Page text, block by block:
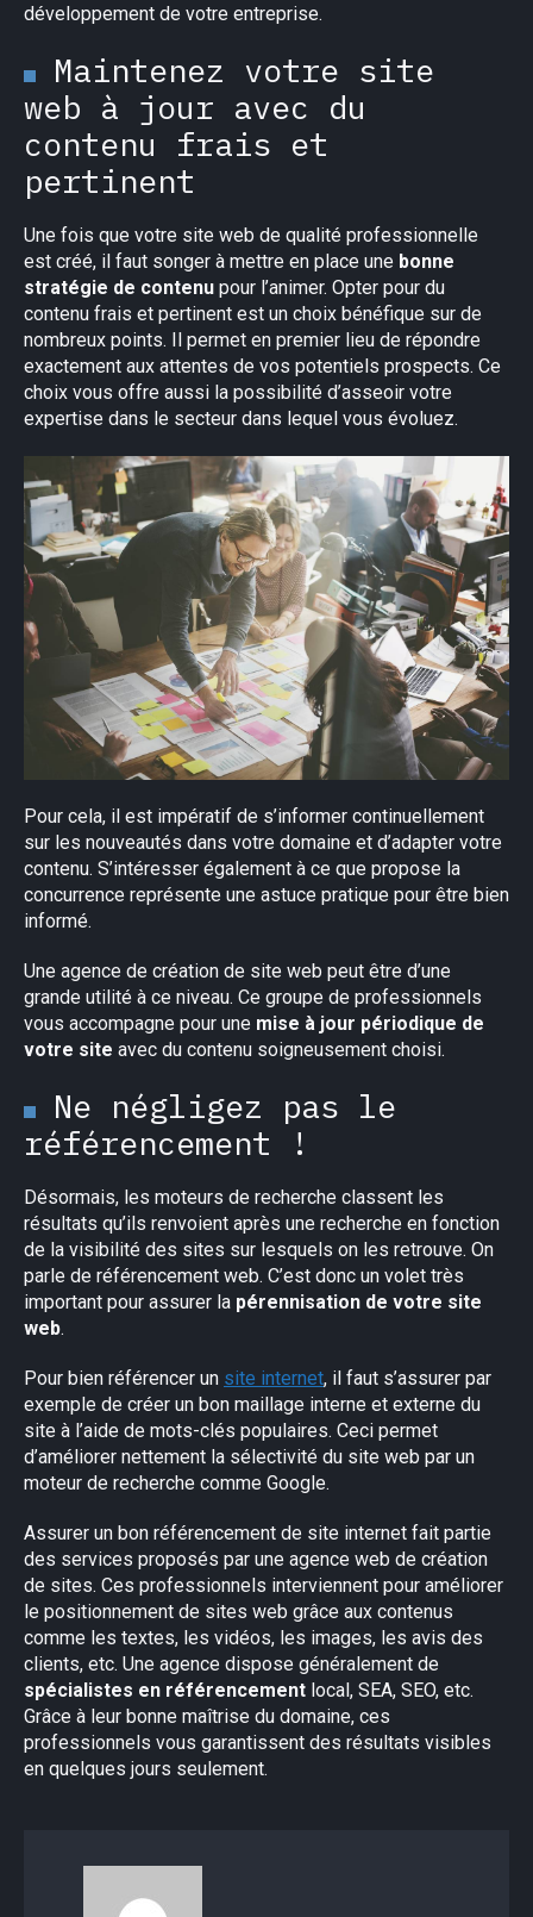
développement de votre entreprise.
Maintenez votre site
web à jour avec du
contenu frais et
pertinent
Une fois que votre site web de qualité professionnelle
est créé, il faut songer à mettre en place une bonne
stratégie de contenu pour l’animer. Opter pour du
contenu frais et pertinent est un choix bénéfique sur de
nombreux points. Il permet en premier lieu de répondre
exactement aux attentes de vos potentiels prospects. Ce
choix vous offre aussi la possibilité d’asseoir votre
expertise dans le secteur dans lequel vous évoluez.
Pour cela, il est impératif de s’informer continuellement
sur les nouveautés dans votre domaine et d’adapter votre
contenu. S’intéresser également à ce que propose la
concurrence représente une astuce pratique pour être bien
informé.
Une agence de création de site web peut être d’une
grande utilité à ce niveau. Ce groupe de professionnels
vous accompagne pour une mise à jour périodique de
votre site avec du contenu soigneusement choisi.
Ne négligez pas le
référencement !
Désormais, les moteurs de recherche classent les
résultats qu’ils renvoient après une recherche en fonction
de la visibilité des sites sur lesquels on les retrouve. On
parle de référencement web. C’est donc un volet très
important pour assurer la pérennisation de votre site
web.
Pour bien référencer un site internet, il faut s’assurer par
exemple de créer un bon maillage interne et externe du
site à l’aide de mots-clés populaires. Ceci permet
d’améliorer nettement la sélectivité du site web par un
moteur de recherche comme Google.
Assurer un bon référencement de site internet fait partie
des services proposés par une agence web de création
de sites. Ces professionnels interviennent pour améliorer
le positionnement de sites web grâce aux contenus
comme les textes, les vidéos, les images, les avis des
clients, etc. Une agence dispose généralement de
spécialistes en référencement local, SEA, SEO, etc.
Grâce à leur bonne maîtrise du domaine, ces
professionnels vous garantissent des résultats visibles
en quelques jours seulement.
×